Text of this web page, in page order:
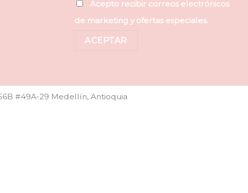
Acepto recibir correos electrónicos
de marketing y ofertas especiales.
#49A-29 Medellín, Antioquia